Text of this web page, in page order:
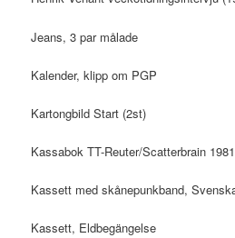
Jeans, 3 par målade
Kalender, klipp om PGP
Kartongbild Start (2st)
Kassabok TT-Reuter/Scatterbrain 1981
Kassett med skånepunkband,
Kassett, Eldbegängelse